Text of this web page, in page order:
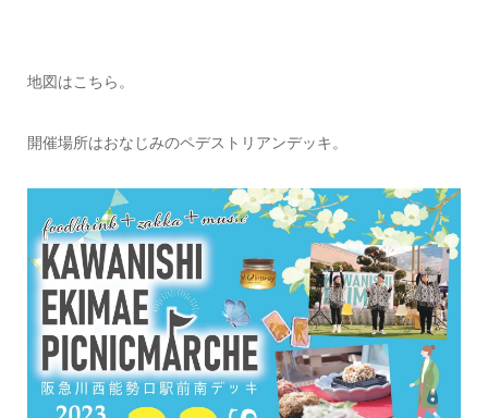
地図はこちら。
開催場所はおなじみのペデストリアンデッキ。